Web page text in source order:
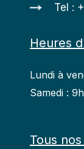
Tel :
Heures
Lundi à
Samedi :
Tous